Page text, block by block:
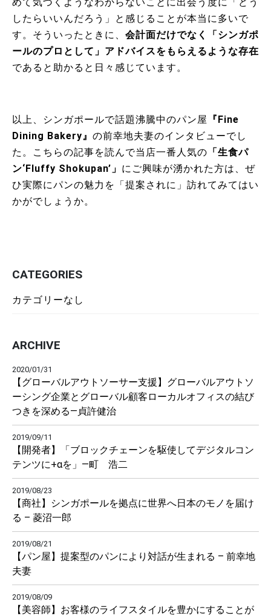
したらいいんだろう」と感じることが本当に多いで
す。そういったときに、 会計面だけでなく「シンガポ
ールのプロとして」アドバイスをもらえるような存在
であると助かると日々感じています。
以上、シンガポールで話題沸騰中のパン屋 『Fine
Dining Bakery』 の前幸地夫妻のインタビューでし
た。こちらの記事を読んで当店一番人気の 「生食パ
ン‘Fluffy Shokupan’」 にご興味が湧かれた方は、ぜ
ひ実際にパンの魅力を「提案されに」訪れてみてはい
かがでしょうか。
CATEGORIES
カテゴリーなし
ARCHIVE
2020/01/31
【グローバルアウトソーサー支援】グローバルアウトソ
ーシング企業とグローバル顧客ローカルオフィスの結び
つきを深める―貞許健治
2019/09/11
【開発者】「ブロックチェーンを駆使してデジタルコン
テンツに+αを」―町 浩二
2019/08/23
【商社】シンガポールを拠点に世界へ日本のモノを届け
る – 菱沼一郎
2019/08/21
【パン屋】提案型のパンにより対話が生まれる – 前幸地
夫妻
2019/08/09
【美容師】お客様のライフスタイルを豊かにすることが